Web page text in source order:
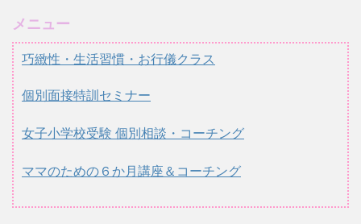
メニュー
巧緻性・生活習慣・お行儀クラス
個別面接特訓セミナー
女子小学校受験 個別相談・コーチング
ママのための６か月講座＆コーチング